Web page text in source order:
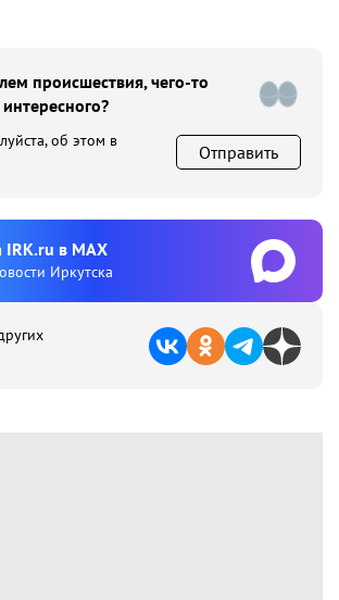
происшествия, чего-то
об этом в
Отправить
в MAX
Иркутска